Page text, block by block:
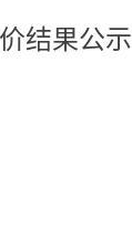
结果公示